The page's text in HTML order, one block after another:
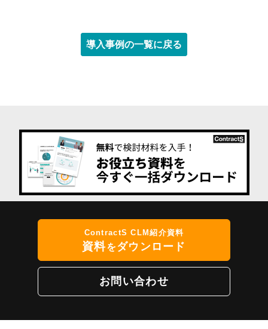
導入事例の一覧に戻る
ContractS CLM紹介資料
資料をダウンロード
お問い合わせ